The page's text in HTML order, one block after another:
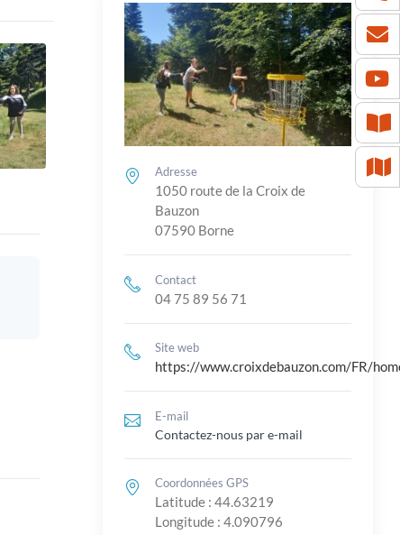
Adresse
1050 route de la Croix de
Bauzon
07590 Borne
Contact
04 75 89 56 71
Site web
https://www.croixdebauzon.com/FR/
E-mail
Contactez-nous par e-mail
Coordonnées GPS
Latitude : 44.63219
Longitude : 4.090796